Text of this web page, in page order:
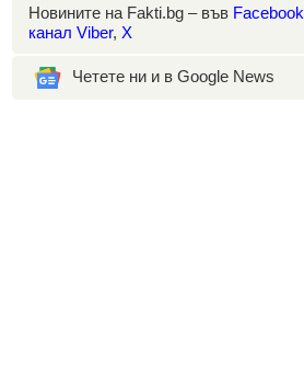
Новините на Fakti.bg – във Facebook
канал Viber, X
Четете ни и в Google News